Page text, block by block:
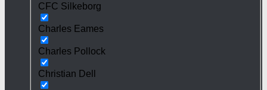
CFC Silkeborg
Charles Eames
Charles Pollock
Christian Dell